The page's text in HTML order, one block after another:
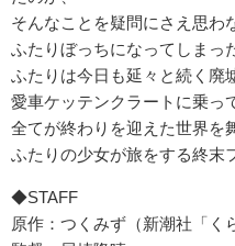
そんなことを疑問にさえ思わ
ふたりぼっちになってしまっ
ふたりは今日も延々と続く廃
愛車ケッテンクラートに乗っ
全てが終わりを迎えた世界を
ふたりの少女が旅をする終末
◆STAFF
原作：つくみず（新潮社「く